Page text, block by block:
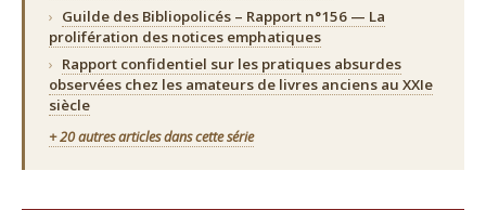
› Guilde des Bibliopolicés – Rapport n°156 — La
prolifération des notices emphatiques
› Rapport confidentiel sur les pratiques absurdes
observées chez les amateurs de livres anciens au XXIe
siècle
+ 20 autres articles dans cette série